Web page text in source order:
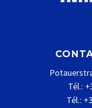
Tél.:
Tél.: